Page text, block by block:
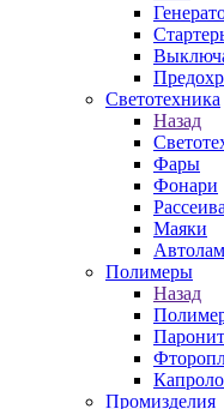
Светотехника
Назад
Фары
Фонари
Маяки
Полимеры
Назад
Паронит
Промизделия